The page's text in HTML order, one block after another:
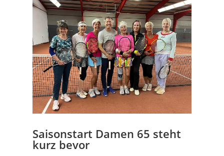
Saisonstart Damen 65 steht
kurz bevor